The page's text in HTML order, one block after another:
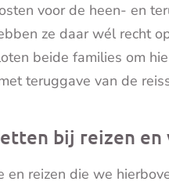
voor de heen- en
ze daar wél recht
beide families om
teruggave van de
bij reizen en
en reizen die we